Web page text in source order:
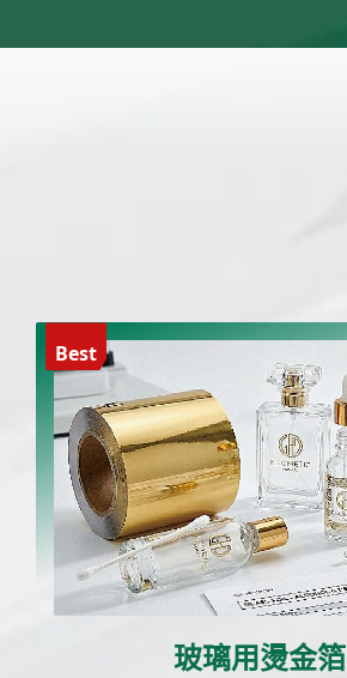
Best
玻璃用燙金箔